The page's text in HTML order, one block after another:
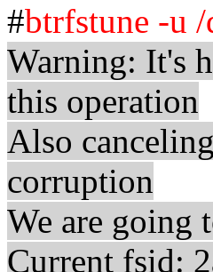
#btrfstune -u
Warning: It's
this operation
Also
corruption
We are going
Current fsid: